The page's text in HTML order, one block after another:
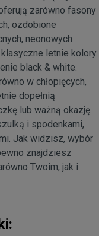
zarówno fasony
ozdobione
neonowych
letnie kolory
black & white.
w chłopięcych,
dopełnią
lub ważną okazję.
i spodenkami,
Jak widzisz, wybór
znajdziesz
Twoim, jak i